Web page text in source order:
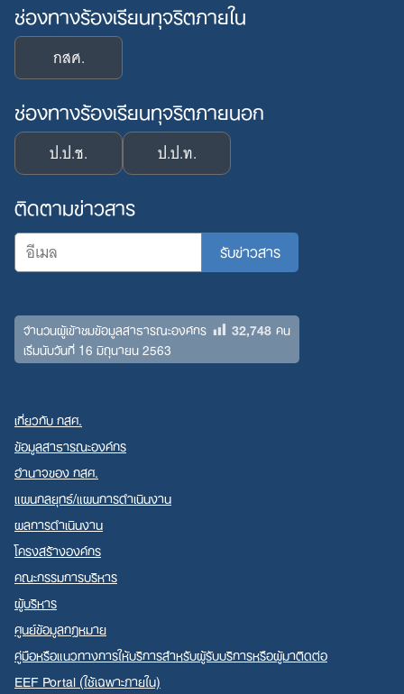
ช่องทางร้องเรียนทุจริตภายใน
กสศ.
ช่องทางร้องเรียนทุจริตภายนอก
ป.ป.ช. ป.ป.ท.
ติดตามข่าวสาร
จำนวนผู้เข้าชมข้อมูลสาธารณะองค์กร 32,748คน
เริ่มนับวันที่ 16 มิถุนายน 2563
เกี่ยวกับ กสศ.
ข้อมูลสาธารณะองค์กร
อำนาจของ กสศ.
แผนกลยุทธ์/แผนการดำเนินงาน
ผลการดำเนินงาน
โครงสร้างองค์กร
คณะกรรมการบริหาร
ผู้บริหาร
ศูนย์ข้อมูลกฎหมาย
คู่มือหรือแนวทางการให้บริการสำหรับผู้รับบริการหรือผู้มาติดต่อ
EEF Portal (ใช้เฉพาะภายใน)